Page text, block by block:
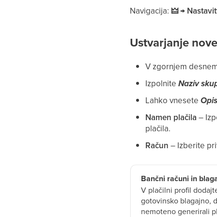
Navigacija:🜲 →
Ustvarjanje
V zgornjem
IzpolniteNaziv
Lahko vnesete
Namen plačila –
plačila.
Račun – Izberite
Bančni računi in
V plačilni profil
gotovinsko blagajno,
nemoteno generirali